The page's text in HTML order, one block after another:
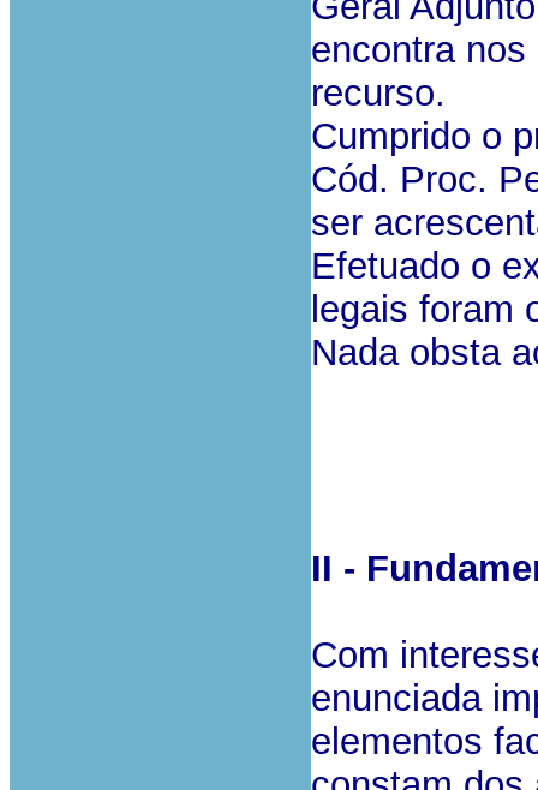
encontra
recurso.
Cumprido o
Cód. Proc.
ser
Efetuado o
legais foram
Nada obsta
II -
Com
enunciada
elementos